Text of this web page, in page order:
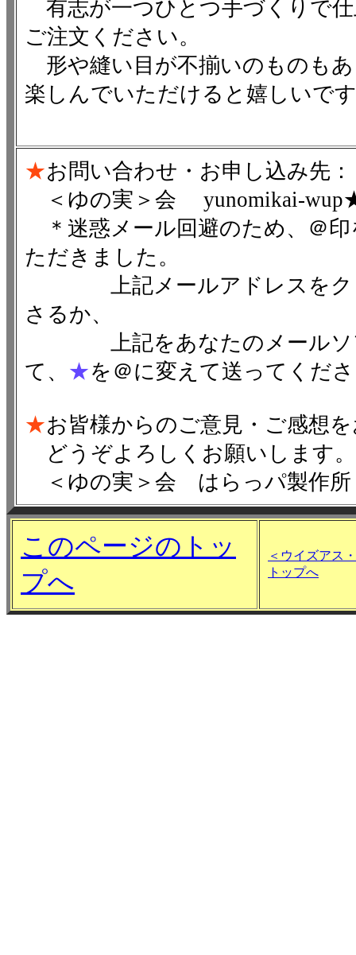
有志が一つひとつ手づくりで
ご注文ください。
形や縫い目が不揃いのものも
楽しんでいただけると嬉しいで
★お問い合わせ・お申し込み先：
＜ゆの実＞会 yunomikai-
＊迷惑メール回避のため、＠
ただきました。
上記メールアドレスをクリ
さるか、
上記をあなたのメールソフ
て、 ★を＠に変えて送ってくだ
★お皆様からのご意見・ご感想
どうぞよろしくお願いします。
＜ゆの実＞会 はらっパ製作
このページのトッ
プへ
＜ウイズアス
トップへ